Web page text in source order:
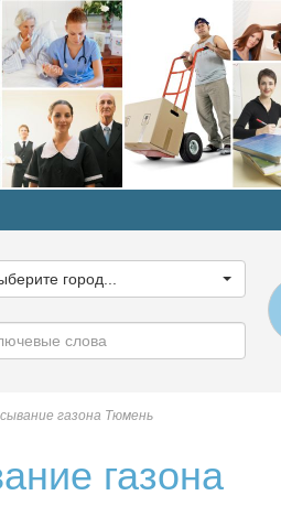
город...
газона Тюмень
газона